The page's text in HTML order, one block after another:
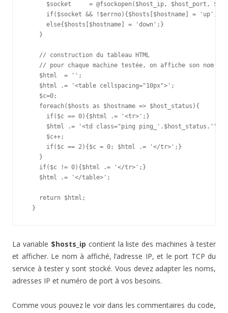
$socket     = @fsockopen($host_ip, $host_port,
      if($socket && !$errno){$hosts[$hostname] = 'up';}
      else{$hosts[$hostname] = 'down';}
    }
    // construction du tableau HTML
// pour chaque machine testée, on affiche son nom
    $html  = '';
    $html .= '<table cellspacing="10px">';
    $c=0;
    foreach($hosts as $hostname => $host_status){
      if($c == 0){$html .= '<tr>';}
$html .= '<td class="ping
      $c++;
      if($c == 2){$c = 0; $html .= '</tr>';}
    }
    if($c != 0){$html .= '</tr>';}
    $html .= '</table>';
    return $html;
  }
La variable $hosts_ip contient la liste des machines à tester
et afficher. Le nom à affiché, l’adresse IP, et le port TCP du
service à tester y sont stocké. Vous devez adapter les noms,
adresses IP et numéro de port à vos besoins.
Comme vous pouvez le voir dans les commentaires du code,